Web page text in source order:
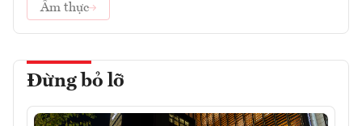
Ẩm thực
Đừng bỏ lỡ